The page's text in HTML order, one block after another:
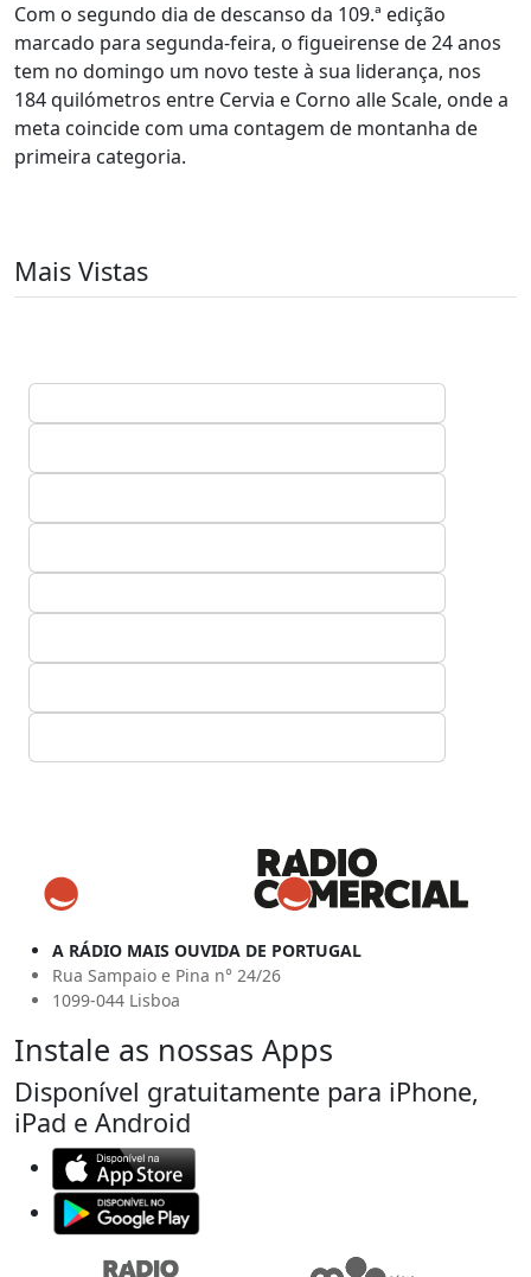
Com o segundo dia de descanso da 109.ª edição
marcado para segunda-feira, o figueirense de 24 anos
tem no domingo um novo teste à sua liderança, nos
184 quilómetros entre Cervia e Corno alle Scale, onde a
meta coincide com uma contagem de montanha de
primeira categoria.
Mais Vistas
A RÁDIO MAIS OUVIDA DE PORTUGAL
Rua Sampaio e Pina n° 24/26
1099-044 Lisboa
Instale as nossas Apps
Disponível gratuitamente para iPhone,
iPad e Android